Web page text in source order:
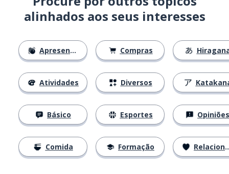
alinhados aos seus interesses
Apresentações
Atividades
Básico
Comida
Compras
Diversos
Esportes
Formação
Opiniões
Relacionamentos